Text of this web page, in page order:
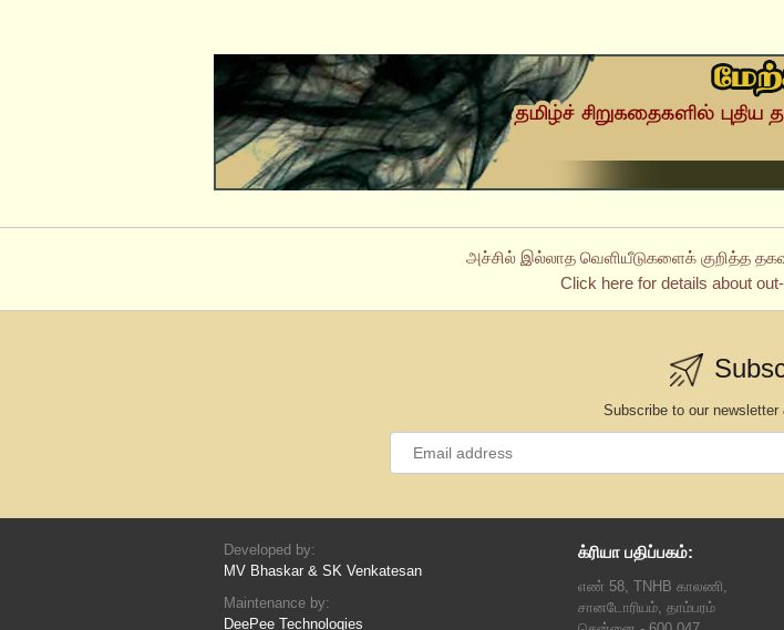
அச்சில் இல்லாத வெளியீடுகளைக் குறித்த
Click here for details about
Subscribe to our newsletter
Developed by:
MV Bhaskar & SK Venkatesan
Maintenance by:
DeePee Technologies
க்ரியா பதிப்பகம்:
எண் 58, TNHB காலணி,
சானடோரியம், தாம்பரம்